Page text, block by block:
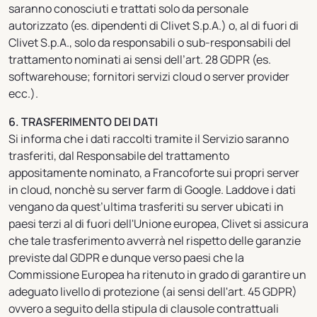
saranno conosciuti e trattati solo da personale
autorizzato (es. dipendenti di Clivet S.p.A.) o, al di fuori di
Clivet S.p.A., solo da responsabili o sub-responsabili del
trattamento nominati ai sensi dell’art. 28 GDPR (es.
softwarehouse; fornitori servizi cloud o server provider
ecc.).
6. TRASFERIMENTO DEI DATI
Si informa che i dati raccolti tramite il Servizio saranno
trasferiti, dal Responsabile del trattamento
appositamente nominato, a Francoforte sui propri server
in cloud, nonchè su server farm di Google. Laddove i dati
vengano da quest’ultima trasferiti su server ubicati in
paesi terzi al di fuori dell'Unione europea, Clivet si assicura
che tale trasferimento avverrà nel rispetto delle garanzie
previste dal GDPR e dunque verso paesi che la
Commissione Europea ha ritenuto in grado di garantire un
adeguato livello di protezione (ai sensi dell'art. 45 GDPR)
ovvero a seguito della stipula di clausole contrattuali